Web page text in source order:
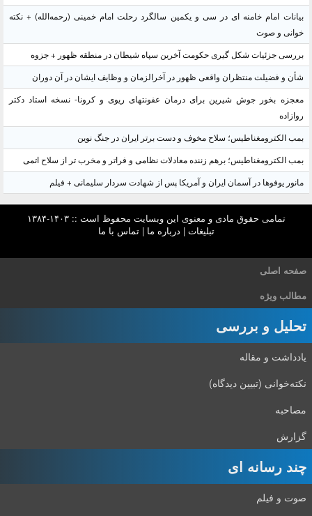
بیانات امام خامنه ای در سی و یکمین سالگرد رحلت امام خمینی (رحمه‌الله) + نکته
خوانی و صوت
بررسی جزئیات شکل گیری حکومت آخرین سپاه شیطان در منطقه ظهور + جزوه
شأن و فضیلت منتظران واقعی ظهور در آخرالزمان و وظایف ایشان در آن دوران
معجزه بخور جوش شیرین برای درمان عفونتهای ریوی و کرونا- نسخه استاد دکتر
روازاده
بمب الکترومغناطیس؛ سلاح مخوف و دست برتر ایران در جنگ نوین
بمب الکترومغناطیس؛ برهم زننده معادلات نظامی و فراتر و مخرب تر از سلاح اتمی
مانور یوفوها در آسمان ایران و آمریکا پس از شهادت سردار سلیمانی + فیلم
تمامی حقوق مادی و معنوی این وبسایت محفوظ است :: ۱۴۰۳-۱۳۸۴
تبلیغات | درباره ما |تماس با ما
صفحه اصلی
مطالب ویژه
تحلیل و بررسی
یادداشت و مقاله
نکته‌خوانی (تبیین دیدگاه)
مصاحبه
گزارش
چند رسانه ای
صوت و فیلم